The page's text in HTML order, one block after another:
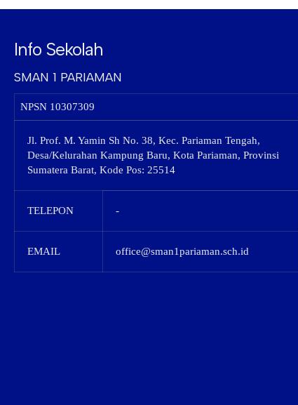
Info Sekolah
SMAN 1 PARIAMAN
NPSN 10307309
Jl. Prof. M. Yamin Sh No. 38, Kec. Pariaman Tengah,
Desa/Kelurahan Kampung Baru, Kota Pariaman, Provinsi
Sumatera Barat, Kode Pos: 25514
TELEPON -
EMAIL office@sman1pariaman.sch.id